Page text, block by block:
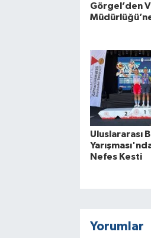
Görgel’den
Uluslararası
Nefes Kesti
Yorumlar